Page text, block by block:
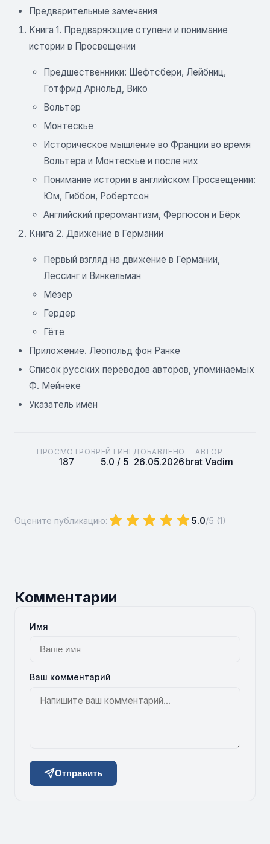
Предварительные замечания
Книга 1. Предваряющие ступени и понимание
истории в Просвещении
Предшественники: Шефтсбери, Лейбниц,
Готфрид Арнольд, Вико
Вольтер
Монтескье
Историческое мышление во Франции во время
Вольтера и Монтескье и после них
Понимание истории в английском Просвещении:
Юм, Гиббон, Робертсон
Английский преромантизм, Фергюсон и Бёрк
Книга 2. Движение в Германии
Первый взгляд на движение в Германии,
Лессинг и Винкельман
Мёзер
Гердер
Гёте
Приложение. Леопольд фон Ранке
Список русских переводов авторов, упоминаемых
Ф. Мейнеке
Указатель имен
ПРОСМОТРОВ
187
РЕЙТИНГ
5.0 / 5
ДОБАВЛЕНО
26.05.2026
АВТОР
brat Vadim
Оцените публикацию: 5.0/5 (1)
Комментарии
Имя
Ваш комментарий
Отправить